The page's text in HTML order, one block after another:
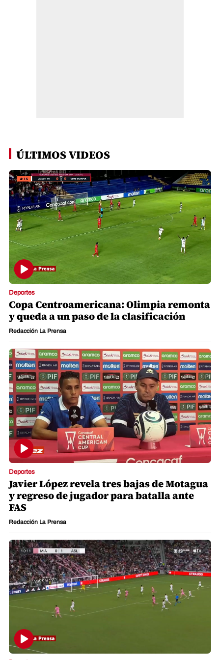
ÚLTIMOS VIDEOS
Deportes
Copa Centroamericana: Olimpia remonta
y queda a un paso de la clasificación
Redacción La Prensa
Deportes
Javier López revela tres bajas de Motagua
y regreso de jugador para batalla ante
FAS
Redacción La Prensa